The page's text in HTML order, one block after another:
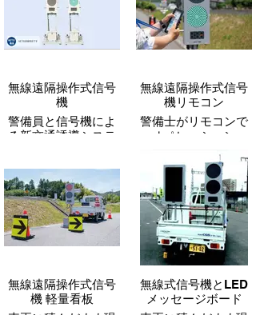
無線遠隔操作式信号
機
警備員と信号機によ
る新交通誘導システ
無線遠隔操作式信号
機リモコン
警備士がリモコンで
オペレーション
無線遠隔操作式信号
機 軽量看板
無線式信号機とLED
メッセージボード